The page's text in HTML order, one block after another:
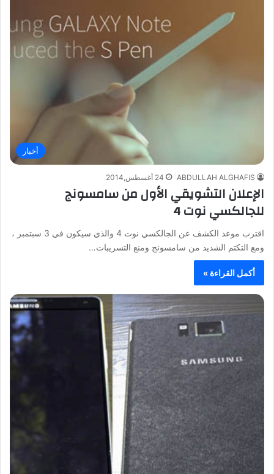
أخبار
ABDULLAH ALGHAFIS 24 أغسطس,2014
الإعلان التشويقي الأول من سامسونج
للجالكسي نوت 4
اقترب موعد الكشف عن الجالكسي نوت 4 والذي سيكون في 3 سبتمبر ،
ومع التكتم الشديد من سامسونج ومنع التسريبات…
أكمل القراءة »